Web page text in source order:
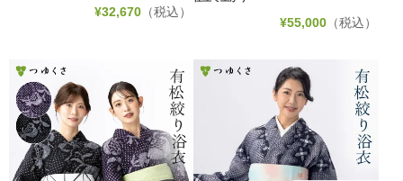
¥32,670 （税込）
¥55,000（税込）